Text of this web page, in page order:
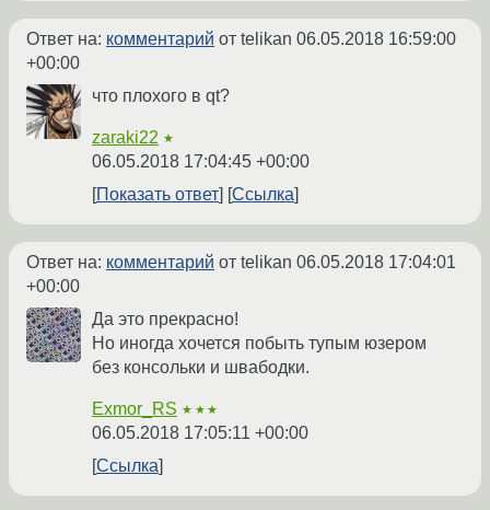
Ответ на: комментарий от telikan 06.05.2018 16:59:00
+00:00
что плохого в qt?
zaraki22 ★
06.05.2018 17:04:45 +00:00
Показать ответ
Ссылка
Ответ на: комментарий от telikan 06.05.2018 17:04:01
+00:00
Да это прекрасно!
Но иногда хочется побыть тупым юзером
без консольки и швабодки.
Exmor_RS ★★★
06.05.2018 17:05:11 +00:00
Ссылка